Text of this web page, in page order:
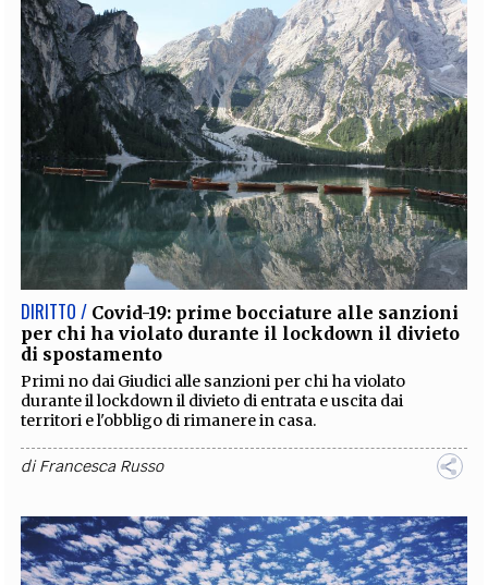
DIRITTO / Covid-19: prime bocciature alle sanzioni
per chi ha violato durante il lockdown il divieto
di spostamento
Primi no dai Giudici alle sanzioni per chi ha violato
durante il lockdown il divieto di entrata e uscita dai
territori e l'obbligo di rimanere in casa.
diFrancesca Russo